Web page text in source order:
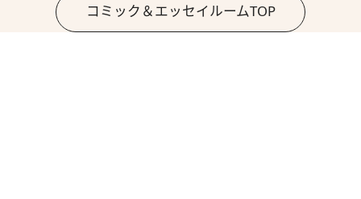
コミック＆エッセイルームTOP